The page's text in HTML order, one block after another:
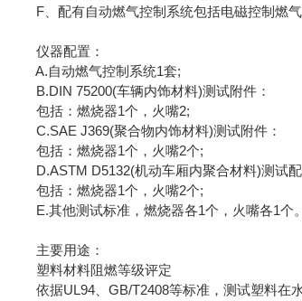
F、配有自动燃气控制系统包括电磁控制燃
仪器配置：
A.自动燃气控制系统1套;
B.DIN 75200(车辆内饰材料)测试附件：
包括：燃烧器1个，火嘴2;
C.SAE J369(聚合物内饰材料)测试附件：
包括：燃烧器1个，火嘴2个;
D.ASTM D5132(机动车厢内聚合材料)测试配
包括：燃烧器1个，火嘴2个;
E.其他测试标准，燃烧器各1个，火嘴各1个。
主要用途：
塑料材料阻燃等级评定
依据UL94、GB/T2408等标准，测试塑料在